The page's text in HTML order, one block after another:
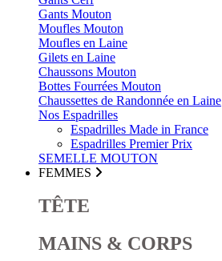
Gants Mouton
Moufles Mouton
Moufles en Laine
Gilets en Laine
Chaussons Mouton
Bottes Fourrées Mouton
Chaussettes de Randonnée en Laine
Nos Espadrilles
Espadrilles Made in France
Espadrilles Premier Prix
SEMELLE MOUTON
FEMMES
TÊTE
MAINS & CORPS